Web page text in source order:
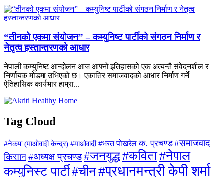
“तीनको एकमा संयोजन” – कम्युनिष्ट पार्टीको संगठन निर्माण र
नेतृत्व हस्तान्तरणको आधार
नेपाली कम्युनिष्ट आन्दोलन आज आफ्नो इतिहासको एक अत्यन्तै संवेदनशील र
निर्णायक मोडमा उभिएको छ। एकातिर समाजवादको आधार निर्माण गर्ने
ऐतिहासिक कार्यभार हाम्रा...
Tag Cloud
#नेकपा (माओवादी केन्द्र) #माओवादी #भरत पोखरेल क. प्रचण्ड #समाजवाद
किसान#अध्यक्ष प्रचण्ड#जनयुद्ध#कविता#नेपाल
कम्युनिस्ट पार्टी#चीन#प्रधानमन्त्री केपी शर्मा